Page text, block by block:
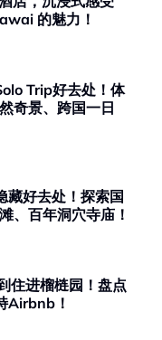
的魅力！
Trip好去处！体
奇景、跨国一日
藏好去处！探索国
、百年洞穴寺庙！
住进榴梿园！盘点
Airbnb！